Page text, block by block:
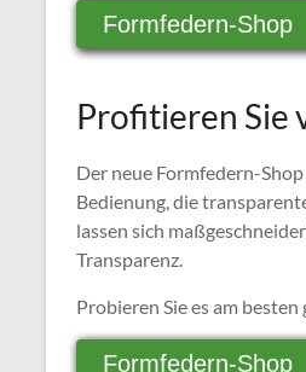
Formfedern-Shop
Profitieren Sie
Der neue Formfedern-
Bedienung, die
lassen sich
Transparenz.
Probieren Sie es am
Formfedern-Shop